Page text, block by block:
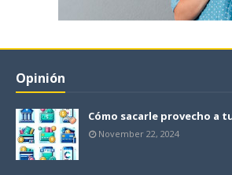
Opinión
Cómo sacarle provecho a
November 22, 2024